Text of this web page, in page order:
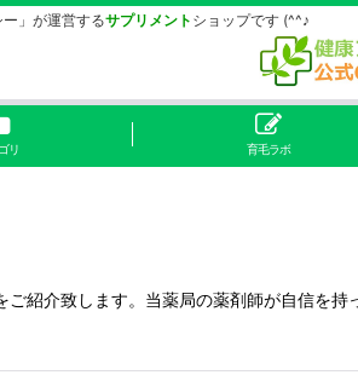
」が運営するサプリメント ショップです (^^♪
リ 育毛ラボ
紹介致します。当薬局の薬剤師が自信を持